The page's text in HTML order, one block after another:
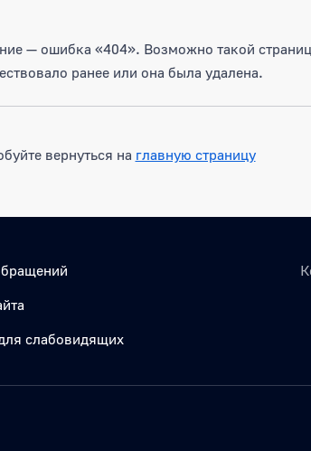
— ошибка «404». Возможно такой
ранее или она была удалена.
вернуться на главную страницу
слабовидящих